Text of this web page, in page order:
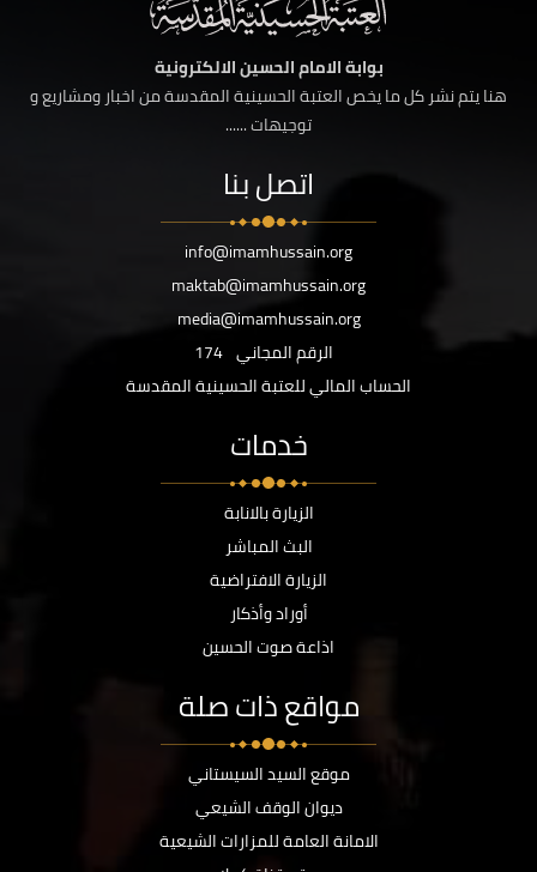
بوابة الامام الحسين الالكترونية
هنا يتم نشر كل ما يخص العتبة الحسينية المقدسة من اخبار ومشاريع و
توجيهات ......
اتصل بنا
info@imamhussain.org
maktab@imamhussain.org
media@imamhussain.org
الرقم المجاني 174
الحساب المالي للعتبة الحسينية المقدسة
خدمات
الزيارة بالانابة
البث المباشر
الزيارة الافتراضية
أوراد وأذكار
اذاعة صوت الحسين
مواقع ذات صلة
موقع السيد السيستاني
ديوان الوقف الشيعي
الامانة العامة للمزارات الشيعية